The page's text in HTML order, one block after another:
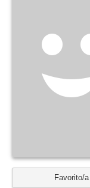
Favorito/a